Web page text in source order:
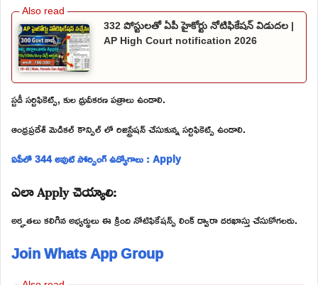
332 పోస్టులతో ఏపీ హైకోర్టు నోటిఫికేషన్ విడుదల |
AP High Court notification 2026
స్టడీ సర్టిఫికెట్స్, కుల ధ్రువీకరణ పత్రాలు ఉండాలి.
ఆంధ్రప్రదేశ్ మెడికల్ కౌన్సిల్ లో రిజిస్ట్రేషన్ చేసుకున్న సర్టిఫికెట్స్ ఉండాలి.
ఏపీలో 344 అవుట్ సోర్సింగ్ ఉద్యోగాలు : Apply
ఎలా Apply చెయ్యాలి:
అర్హతలు కలిగిన అభ్యర్థులు ఈ క్రింది నోటిఫికేషన్స్ లింక్ ద్వారా దరఖాస్తు చేసుకోగలరు.
Join Whats App Group